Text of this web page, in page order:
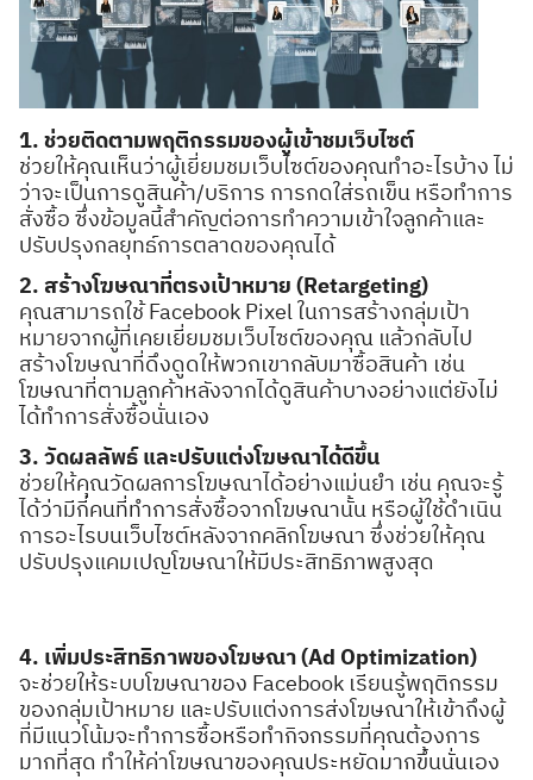
for:
1. ช่วยติดตามพฤติกรรมของผู้เข้าชมเว็บไซต์
ช่วยให้คุณเห็นว่าผู้เยี่ยมชมเว็บไซต์ของคุณทำอะไรบ้าง ไม่
ว่าจะเป็นการดูสินค้า/บริการ การกดใส่รถเข็น หรือทำการ
สั่งซื้อ ซึ่งข้อมูลนี้สำคัญต่อการทำความเข้าใจลูกค้าและ
ปรับปรุงกลยุทธ์การตลาดของคุณได้
2. สร้างโฆษณาที่ตรงเป้าหมาย (Retargeting)
คุณสามารถใช้ Facebook Pixel ในการสร้างกลุ่มเป้า
หมายจากผู้ที่เคยเยี่ยมชมเว็บไซต์ของคุณ แล้วกลับไป
สร้างโฆษณาที่ดึงดูดให้พวกเขากลับมาซื้อสินค้า เช่น
โฆษณาที่ตามลูกค้าหลังจากได้ดูสินค้าบางอย่างแต่ยังไม่
ได้ทำการสั่งซื้อนั่นเอง
3. วัดผลลัพธ์ และปรับแต่งโฆษณาได้ดีขึ้น
ช่วยให้คุณวัดผลการโฆษณาได้อย่างแม่นยำ เช่น คุณจะรู้
ได้ว่ามีกี่คนที่ทำการสั่งซื้อจากโฆษณานั้น หรือผู้ใช้ดำเนิน
การอะไรบนเว็บไซต์หลังจากคลิกโฆษณา ซึ่งช่วยให้คุณ
ปรับปรุงแคมเปญโฆษณาให้มีประสิทธิภาพสูงสุด
4. เพิ่มประสิทธิภาพของโฆษณา (Ad Optimization)
จะช่วยให้ระบบโฆษณาของ Facebook เรียนรู้พฤติกรรม
ของกลุ่มเป้าหมาย และปรับแต่งการส่งโฆษณาให้เข้าถึงผู้
ที่มีแนวโน้มจะทำการซื้อหรือทำกิจกรรมที่คุณต้องการ
มากที่สุด ทำให้ค่าโฆษณาของคุณประหยัดมากขึ้นนั่นเอง